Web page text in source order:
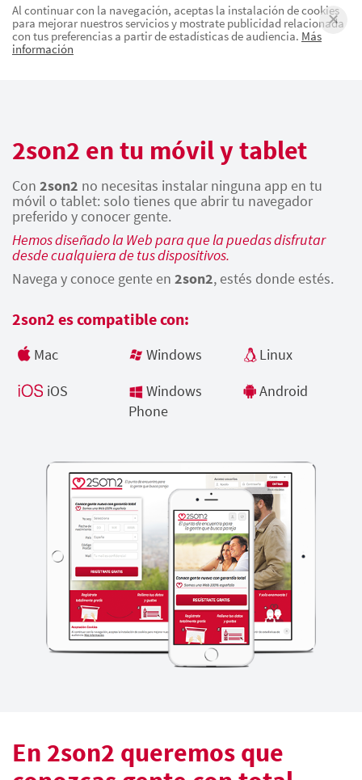
Al continuar con la navegación, aceptas la instalación de cookies
para mejorar nuestros servicios y mostrate publicidad relacionada
con tus preferencias a partir de estadísticas de audiencia. Más
información
2son2 en tu móvil y tablet
Con 2son2 no necesitas instalar ninguna app en tu
móvil o tablet: solo tienes que abrir tu navegador
preferido y conocer gente.
Hemos diseñado la Web para que la puedas disfrutar
desde cualquiera de tus dispositivos.
Navega y conoce gente en 2son2, estés donde estés.
2son2 es compatible con:
Mac Windows
Linux
iOS
Windows
Phone
Android
En 2son2 queremos que